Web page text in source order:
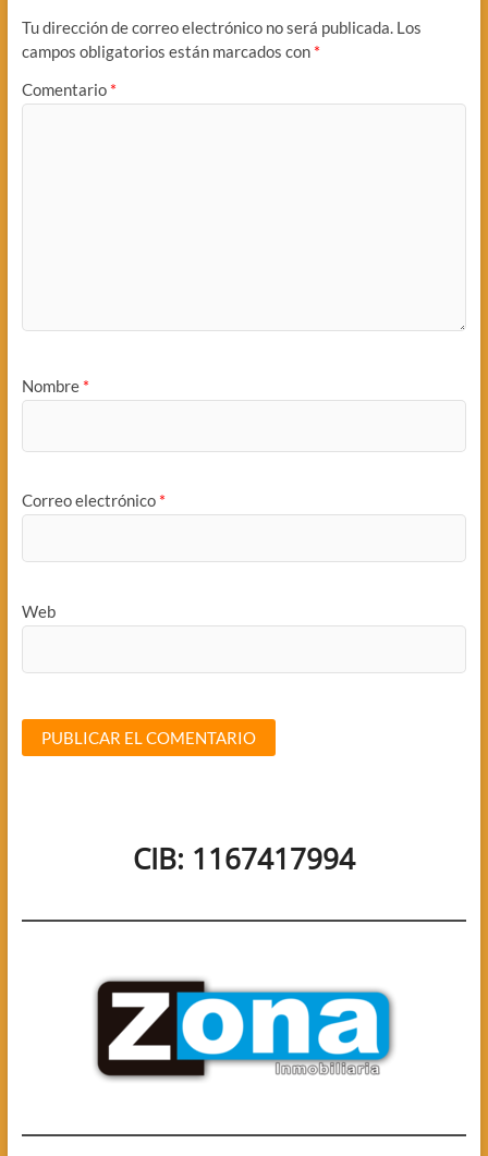
Tu dirección de correo electrónico no será publicada. Los
campos obligatorios están marcados con *
Comentario *
Nombre *
Correo electrónico *
Web
CIB: 1167417994